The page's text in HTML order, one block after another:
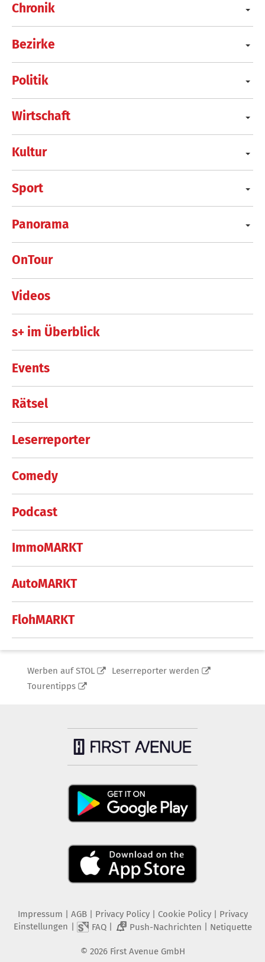
Chronik
Bezirke
Politik
Wirtschaft
Kultur
Sport
Panorama
OnTour
Videos
s+ im Überblick
Events
Rätsel
Leserreporter
Comedy
Podcast
ImmoMARKT
AutoMARKT
FlohMARKT
Werben auf STOL
Leserreporter werden
Tourentipps
Impressum | AGB | Privacy Policy| Cookie Policy| Privacy
Einstellungen | FAQ| 2 Push-Nachrichten | Netiquette
© 2026 First Avenue GmbH